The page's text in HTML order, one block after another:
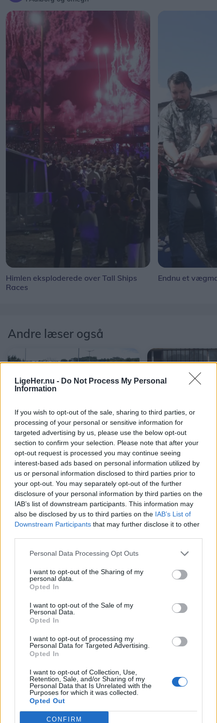
LigeHer.nu - Do Not Process My Personal
Information
If you wish to opt-out of the sale, sharing to third parties, or
processing of your personal or sensitive information for
targeted advertising by us, please use the below opt-out
section to confirm your selection. Please note that after your
opt-out request is processed you may continue seeing
interest-based ads based on personal information utilized by
us or personal information disclosed to third parties prior to
your opt-out. You may separately opt-out of the further
disclosure of your personal information by third parties on the
IAB’s list of downstream participants. This information may
also be disclosed by us to third parties on the IAB’s List of
Downstream Participants that may further disclose it to other
Personal Data Processing Opt Outs
I want to opt-out of the Sharing of my
personal data.
Opted In
I want to opt-out of the Sale of my
Personal Data.
Opted In
I want to opt-out of processing my
Personal Data for Targeted Advertising.
Opted In
I want to opt-out of Collection, Use,
Retention, Sale, and/or Sharing of my
Personal Data that Is Unrelated with the
Purposes for which it was collected.
Opted Out
CONFIRM
Himlen eksploderede over Tall Ships
Races
Endnu et
Andre læser også
Aktuelt
Nu lukker genbrugsplads:
Her skal du køre hen i
stedet
Aktuelt
Brand i
og luk døre og
Guide: Her er der loppemarked i
weekend